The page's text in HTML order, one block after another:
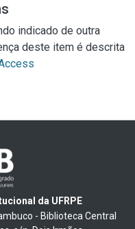
indicado de outra
deste item é descrita
da UFRPE
- Biblioteca Central